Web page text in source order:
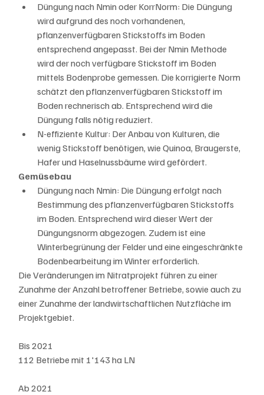
Düngung nach Nmin oder KorrNorm: Die Düngung
wird aufgrund des noch vorhandenen,
pflanzenverfügbaren Stickstoffs im Boden
entsprechend angepasst. Bei der Nmin Methode
wird der noch verfügbare Stickstoff im Boden
mittels Bodenprobe gemessen. Die korrigierte Norm
schätzt den pflanzenverfügbaren Stickstoff im
Boden rechnerisch ab. Entsprechend wird die
Düngung falls nötig reduziert.
N-effiziente Kultur: Der Anbau von Kulturen, die
wenig Stickstoff benötigen, wie Quinoa, Braugerste,
Hafer und Haselnussbäume wird gefördert.
Gemüsebau
Düngung nach Nmin: Die Düngung erfolgt nach
Bestimmung des pflanzenverfügbaren Stickstoffs
im Boden. Entsprechend wird dieser Wert der
Düngungsnorm abgezogen. Zudem ist eine
Winterbegrünung der Felder und eine eingeschränkte
Bodenbearbeitung im Winter erforderlich.
Die Veränderungen im Nitratprojekt führen zu einer
Zunahme der Anzahl betroffener Betriebe, sowie auch zu
einer Zunahme der landwirtschaftlichen Nutzfläche im
Projektgebiet.
Ab 2021